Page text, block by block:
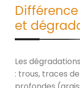
et
Les
: trous, traces